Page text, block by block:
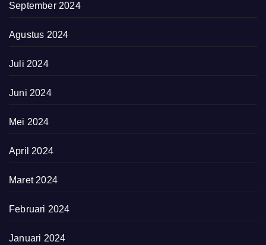
September 2024
Agustus 2024
Juli 2024
Juni 2024
Mei 2024
April 2024
Maret 2024
Februari 2024
Januari 2024